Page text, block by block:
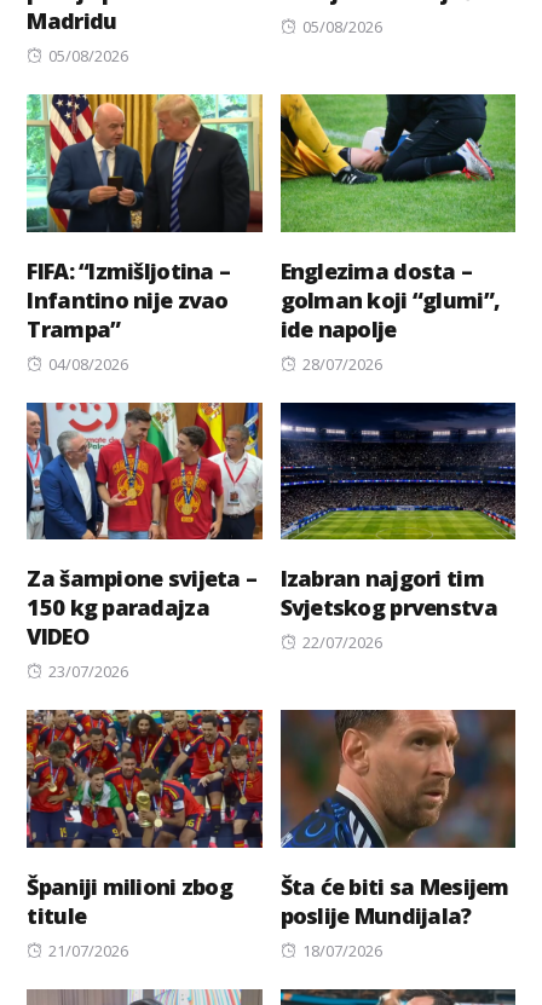
Madridu
Posted
05/08/2026
Posted
05/08/2026
FIFA: “Izmišljotina –
Infantino nije zvao
Trampa”
Posted
04/08/2026
Englezima dosta –
golman koji “glumi”,
ide napolje
Posted
28/07/2026
Za šampione svijeta –
150 kg paradajza
VIDEO
Posted
23/07/2026
Izabran najgori tim
Svjetskog prvenstva
Posted
22/07/2026
Španiji milioni zbog
titule
Posted
21/07/2026
Šta će biti sa Mesijem
poslije Mundijala?
Posted
18/07/2026